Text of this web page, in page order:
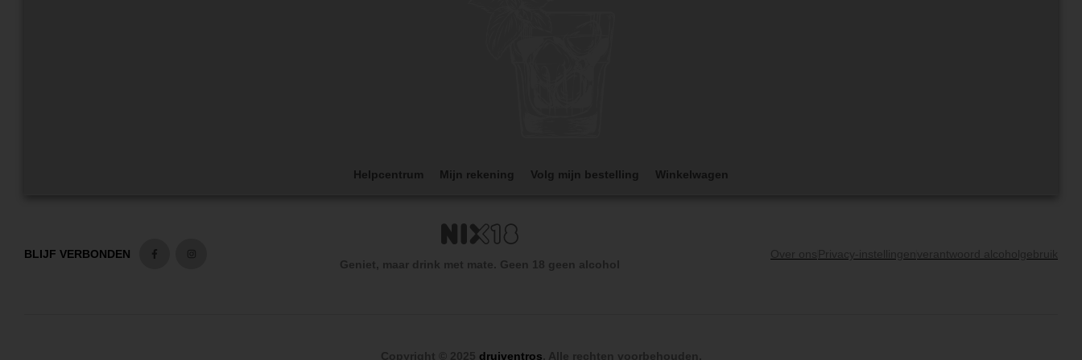
Helpcentrum Mijn rekening Volg mijn bestelling Winkelwagen
BLIJF VERBONDEN
Geniet, maar drink met mate. Geen 18 geen alcohol
Over ons Privacy-instellingen verantwoord alcoholgebruik
Copyright © 2025 druiventros. Alle rechten voorbehouden.